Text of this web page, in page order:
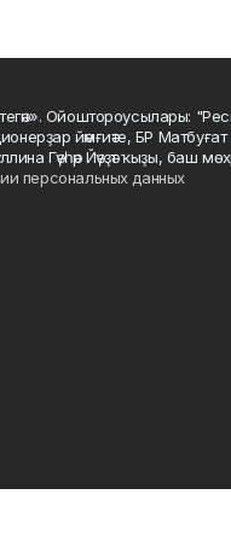
Ойоштороусылары:
йәмғиәте, БР
Гәүһәр Йәүҙәт ҡыҙы, баш
персональных данных